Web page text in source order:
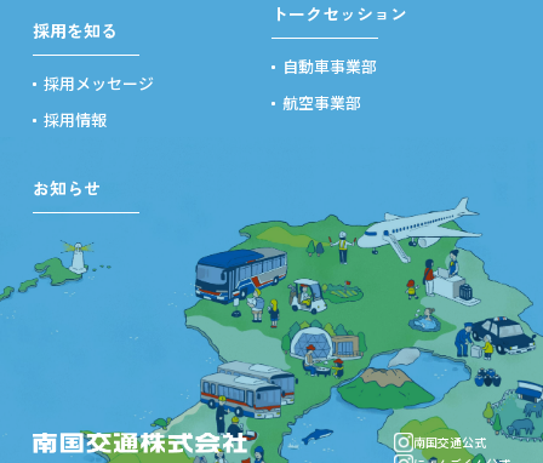
採用を知る
採用メッセージ
採用情報
お知らせ
トークセッション
自動車事業部
航空事業部
南国交通公式